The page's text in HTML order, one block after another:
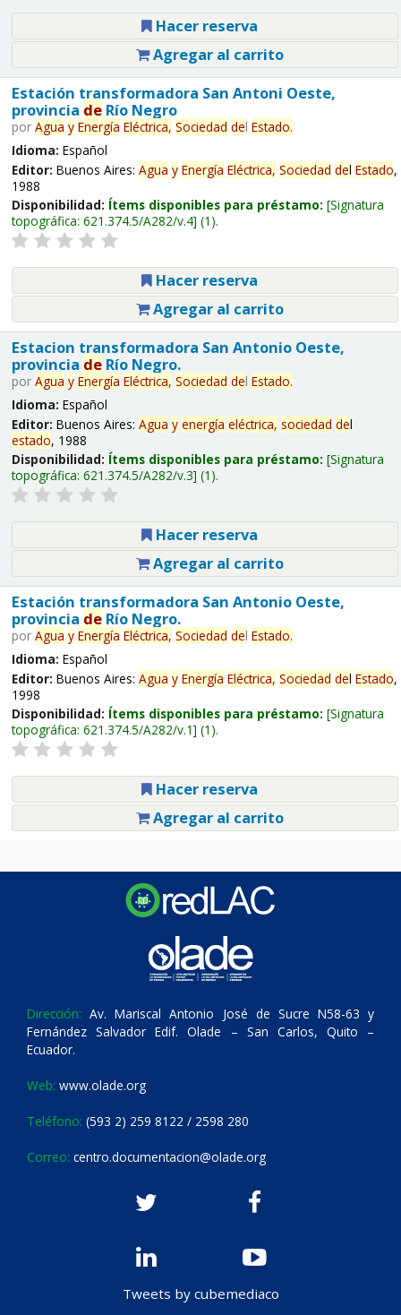
Hacer reserva
Agregar al carrito
Estación transformadora San Antoni Oeste,
provincia deRío Negro
por Agua y Energía Eléctrica, Sociedad del Estado.
Idioma: Español
Editor: Buenos Aires: Agua y Energía Eléctrica, Sociedad del Estado,
1988
Disponibilidad: Ítems disponibles para préstamo: Signatura
topográfica: 621.374.5/A282/v.4 (1).
Hacer reserva
Agregar al carrito
Estacion transformadora San Antonio Oeste,
provincia deRío Negro.
por Agua y Energía Eléctrica, Sociedad del Estado.
Idioma: Español
Editor: Buenos Aires: Agua y energía eléctrica, sociedad del
estado, 1988
Disponibilidad: Ítems disponibles para préstamo: Signatura
topográfica: 621.374.5/A282/v.3 (1).
Hacer reserva
Agregar al carrito
Estación transformadora San Antonio Oeste,
provincia deRío Negro.
por Agua y Energía Eléctrica, Sociedad del Estado.
Idioma: Español
Editor: Buenos Aires: Agua y Energía Eléctrica, Sociedad del Estado,
1998
Disponibilidad: Ítems disponibles para préstamo: Signatura
topográfica: 621.374.5/A282/v.1 (1).
Hacer reserva
Agregar al carrito
Dirección: Av. Mariscal Antonio José de Sucre N58-63 y
Fernández Salvador Edif. Olade – San Carlos, Quito –
Ecuador.
Web: www.olade.org
Teléfono: (593 2) 259 8122 / 2598 280
Correo: centro.documentacion@olade.org
Tweets by cubemediaco